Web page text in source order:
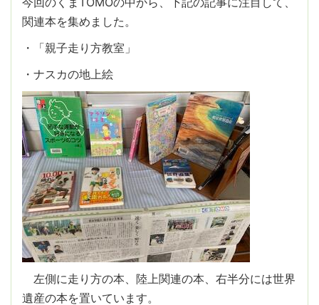
関連本を集めました。
・「親子走り方教室」
・ナスカの地上絵
左側に走り方の本、陸上関連の本、右半分には世界
遺産の本を置いています。